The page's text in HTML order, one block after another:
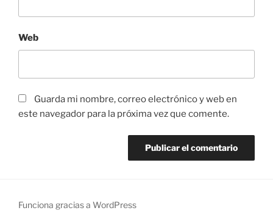
Web
Guarda mi nombre, correo electrónico y web en
este navegador para la próxima vez que comente.
Funciona gracias a WordPress